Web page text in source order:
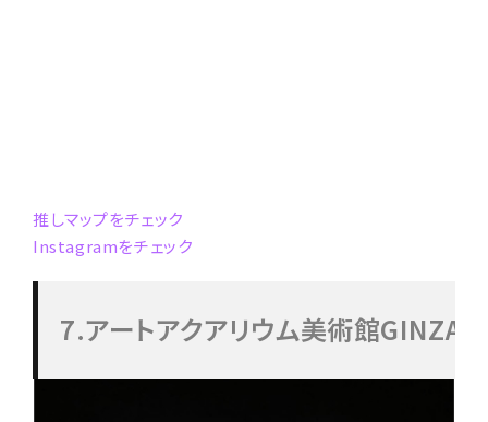
推しマップをチェック
Instagramをチェック
7.アートアクアリウム美術館GINZA